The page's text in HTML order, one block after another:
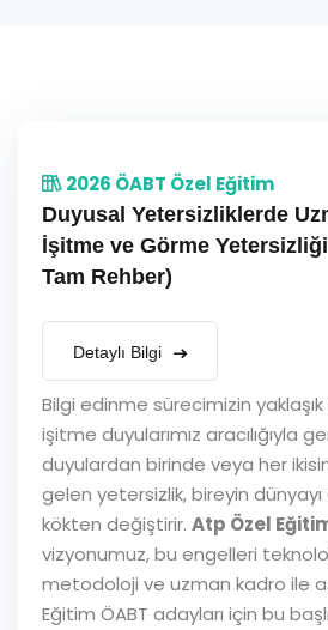
2026 ÖABT Özel Eğitim
Duyusal Yetersizliklerde
İşitme ve Görme
Tam Rehber)
Detaylı Bilgi
Bilgi edinme sürecimizin
işitme duyularımız aracılığıyla
duyulardan birinde veya her
gelen yetersizlik, bireyin
kökten değiştirir. Atp Özel
vizyonumuz, bu engelleri
metodoloji ve uzman kadro ile
Eğitim ÖABT adayları için bu